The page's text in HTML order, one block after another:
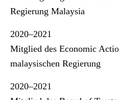
Regierung Malaysia
2020–2021
Mitglied des Economic
malaysischen Regierung
2020–2021